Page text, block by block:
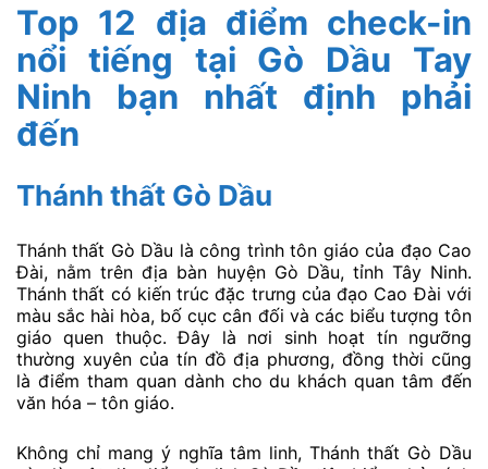
Top 12 địa điểm check-in
nổi tiếng tại Gò Dầu Tay
Ninh bạn nhất định phải
đến
Thánh thất Gò Dầu
Thánh thất Gò Dầu là công trình tôn giáo của đạo Cao
Đài, nằm trên địa bàn huyện Gò Dầu, tỉnh Tây Ninh.
Thánh thất có kiến trúc đặc trưng của đạo Cao Đài với
màu sắc hài hòa, bố cục cân đối và các biểu tượng tôn
giáo quen thuộc. Đây là nơi sinh hoạt tín ngưỡng
thường xuyên của tín đồ địa phương, đồng thời cũng
là điểm tham quan dành cho du khách quan tâm đến
văn hóa – tôn giáo.
Không chỉ mang ý nghĩa tâm linh, Thánh thất Gò Dầu